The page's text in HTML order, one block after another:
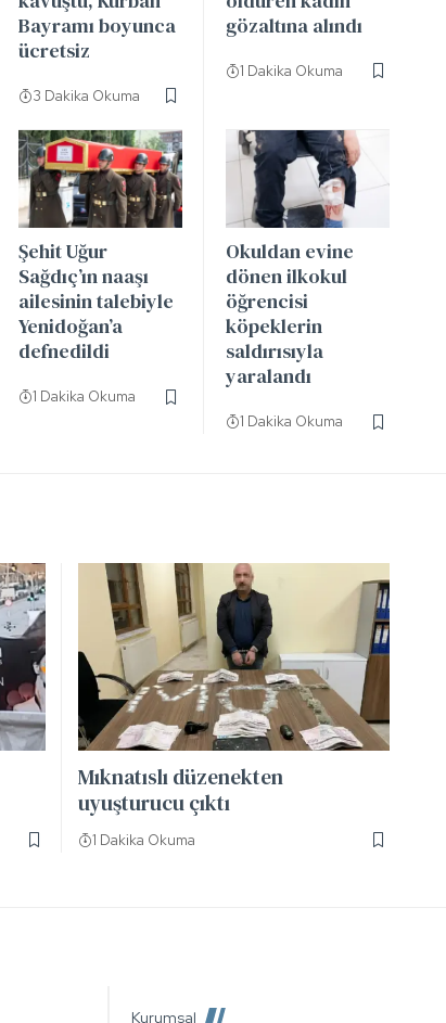
Bayramı boyunca
ücretsiz
3 Dakika Okuma
gözaltına alındı
1 Dakika Okuma
Şehit Uğur
Sağdıç’ın naaşı
ailesinin talebiyle
Yenidoğan’a
defnedildi
1 Dakika Okuma
Okuldan evine
dönen ilkokul
öğrencisi
köpeklerin
saldırısıyla
yaralandı
1 Dakika Okuma
Mıknatıslı düzenekten
uyuşturucu çıktı
1 Dakika Okuma
Kurumsal